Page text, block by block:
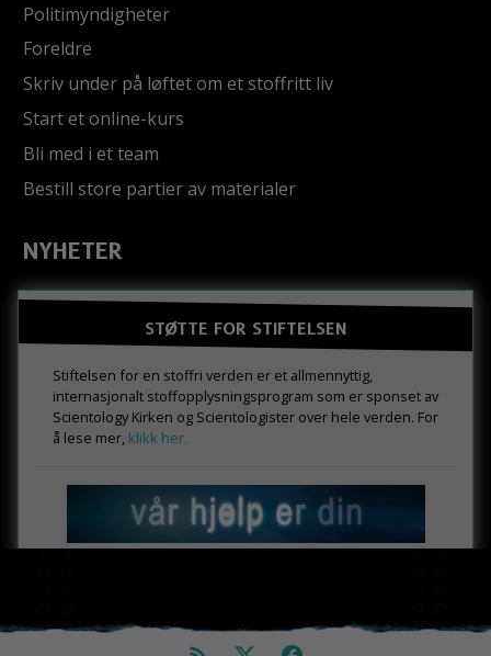
Politimyndigheter
Foreldre
Skriv under på løftet om et stoffritt liv
Start et online-kurs
Bli med i et team
Bestill store partier av materialer
NYHETER
STØTTE FOR STIFTELSEN
Stiftelsen for en stoffri verden er et allmennyttig,
internasjonalt stoffopplysningsprogram som er sponset av
Scientology Kirken og Scientologister over hele verden. For
å lese mer, klikk her.